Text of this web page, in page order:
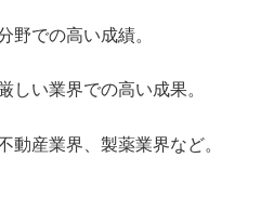
野での高い成績。
しい業界での高い成果。
動産業界、製薬業界など。